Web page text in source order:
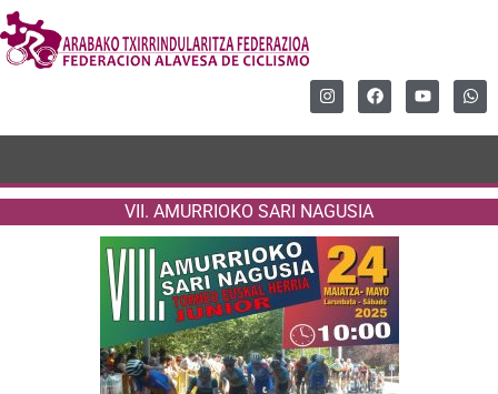
VII. AMURRIOKO SARI NAGUSIA